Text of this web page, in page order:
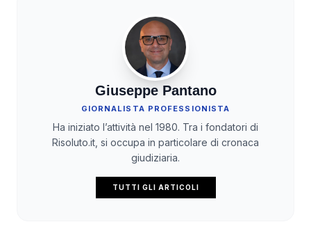
Giuseppe Pantano
GIORNALISTA PROFESSIONISTA
Ha iniziato l’attività nel 1980. Tra i fondatori di
Risoluto.it, si occupa in particolare di cronaca
giudiziaria.
TUTTI GLI ARTICOLI